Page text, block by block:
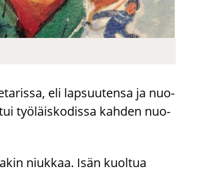
eli lap­suu­ten­sa ja nuo­
työ­läis­ko­dis­sa kah­den nuo­
niuk­kaa. Isän kuol­tua